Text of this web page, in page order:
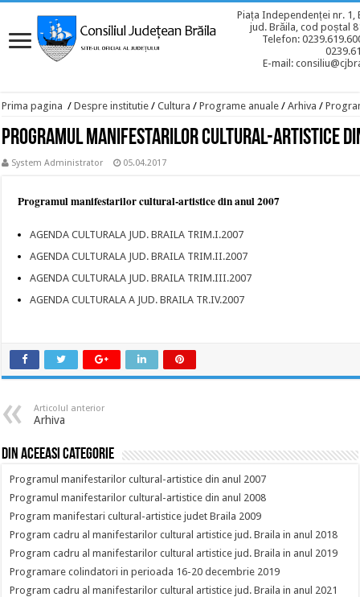
Piața Independenței nr. 1,
jud. Brăila, cod poștal
Telefon:
E-mail:
Prima pagina / Despre institutie / Cultura / Programe anuale / Arhiva /
Programul manifestarilor cultural-artistice
System Administrator 05.04.2017
Programul manifestarilor cultural-artistice din anul 2007
AGENDA CULTURALA JUD. BRAILA TRIM.I.2007
AGENDA CULTURALA JUD. BRAILA TRIM.II.2007
AGENDA CULTURALA JUD. BRAILA TRIM.III.2007
AGENDA CULTURALA A JUD. BRAILA TR.IV.2007
Articolul anterior
Arhiva
Din aceeasi categorie
Programul manifestarilor cultural-artistice din anul 2007
Programul manifestarilor cultural-artistice din anul 2008
Program manifestari cultural-artistice judet Braila 2009
Program cadru al manifestarilor cultural artistice jud. Braila in anul 2018
Program cadru al manifestarilor cultural artistice jud. Braila in anul 2019
Programare colindatori in perioada 16-20 decembrie 2019
Program cadru al manifestarilor cultural artistice jud. Braila in anul 2021